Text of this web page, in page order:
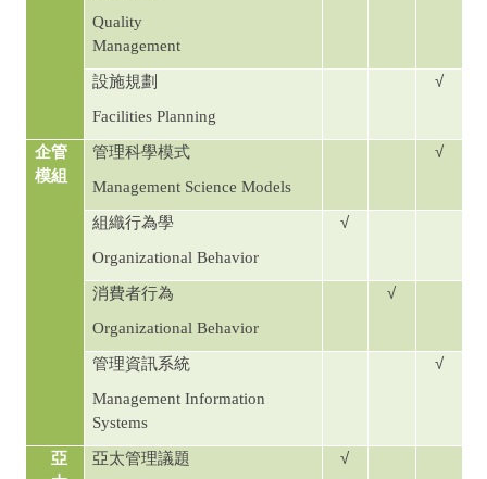
Quality
Management
設施規劃
Facilities Planning
√
企管
模組
管理科學模式
Management Science Models
√
組織行為學
Organizational Behavior
√
消費者行為
Organizational Behavior
√
管理資訊系統
Management Information
Systems
√
亞
亞太管理議題 √